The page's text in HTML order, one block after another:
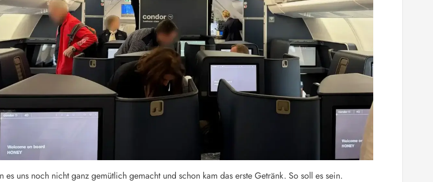
es uns noch nicht ganz gemütlich gemacht und schon kam das erste Getränk. So soll es sein.